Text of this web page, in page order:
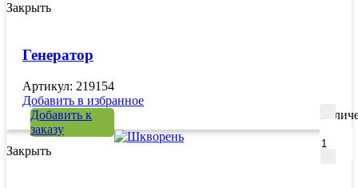
Закрыть
Генератор
Артикул: 219154
Добавить в избранное
Добавить к
заказу
Закрыть